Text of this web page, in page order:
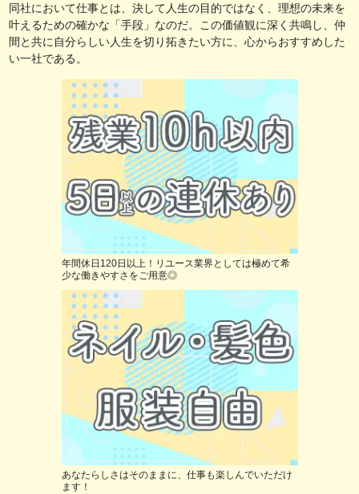
同社において仕事とは、決して人生の目的ではなく、理想の未来を
叶えるための確かな「手段」なのだ。この価値観に深く共鳴し、仲
間と共に自分らしい人生を切り拓きたい方に、心からおすすめした
い一社である。
年間休日120日以上！リユース業界としては極めて希
少な働きやすさをご用意◎
あなたらしさはそのままに、仕事も楽しんでいただけ
ます！